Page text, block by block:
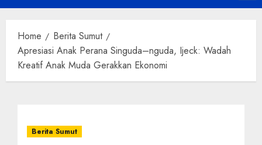
Menu
Home
Berita Sumut
Apresiasi Anak Perana Singuda–nguda, Ijeck: Wadah
Kreatif Anak Muda Gerakkan Ekonomi
Berita Sumut